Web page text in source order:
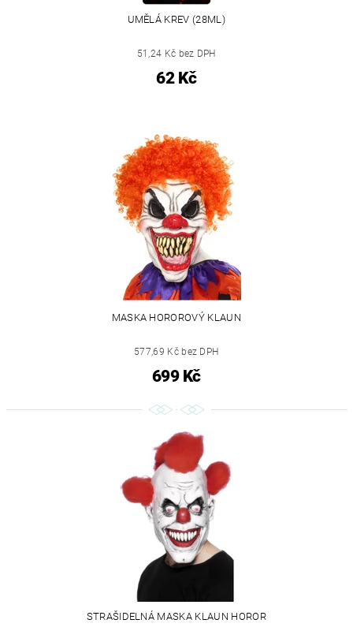
UMĚLÁ KREV (28ML)
51,24 Kč bez DPH
62 Kč
MASKA HOROROVÝ KLAUN
577,69 Kč bez DPH
699 Kč
STRAŠIDELNÁ MASKA KLAUN HOROR